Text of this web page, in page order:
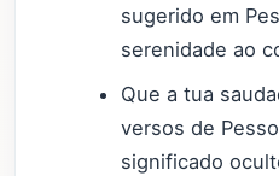
sugerido em
serenidade ao
Que a tua
versos de
significado